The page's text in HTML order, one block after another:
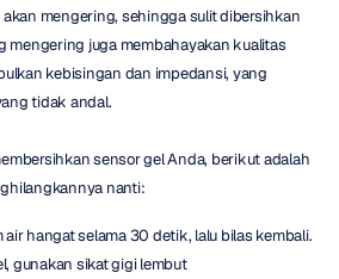
mengering, sehingga sulit dibersihkan
mengering juga membahayakan kualitas
kebisingan dan impedansi, yang
tidak andal.
sensor gel Anda, berikut adalah
nanti:
hangat selama 30 detik, lalu bilas kembali.
gunakan sikat gigi lembut